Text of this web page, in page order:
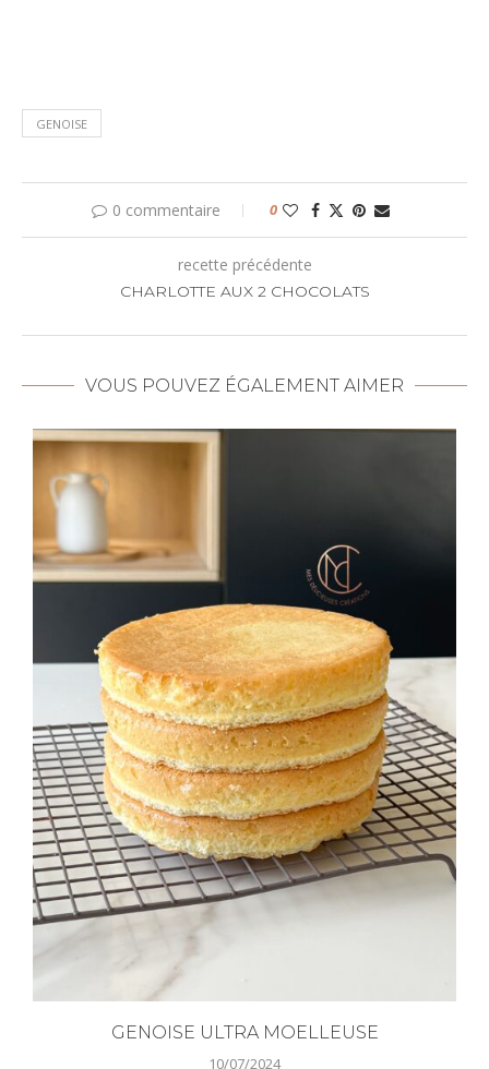
GENOISE
0 commentaire 0
recette précédente
CHARLOTTE AUX 2 CHOCOLATS
VOUS POUVEZ ÉGALEMENT AIMER
GENOISE ULTRA MOELLEUSE
10/07/2024